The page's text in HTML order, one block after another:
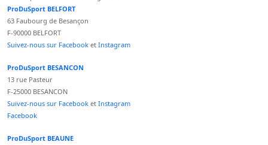
ProDuSport BELFORT
63 Faubourg de Besançon
F-90000 BELFORT
Suivez-nous sur Facebook et Instagram
ProDuSport BESANCON
13 rue Pasteur
F-25000 BESANCON
Suivez-nous sur Facebook et Instagram
Facebook
ProDuSport BEAUNE